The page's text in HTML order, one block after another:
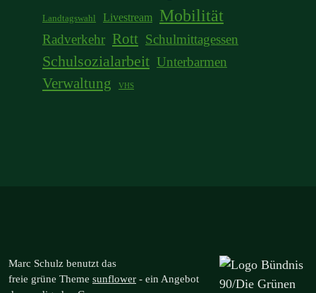
Landtagswahl Livestream Mobilität
Radverkehr Rott Schulmittagessen
Schulsozialarbeit Unterbarmen
Verwaltung VHS
Marc Schulz benutzt das
freie grüne Theme sunflower ‐ ein Angebot